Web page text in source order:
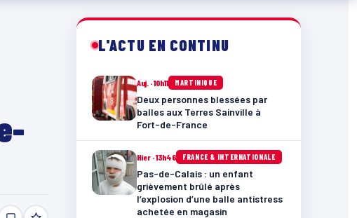
L'ACTU EN CONTINU
Auj. · 10h11 MARTINIQUE
Deux personnes blessées par
balles aux Terres Sainville à
Fort-de-France
Hier · 13h46 FRANCE & INTERNATIONALE
Pas-de-Calais : un enfant
grièvement brûlé après
l’explosion d’une balle antistress
achetée en magasin